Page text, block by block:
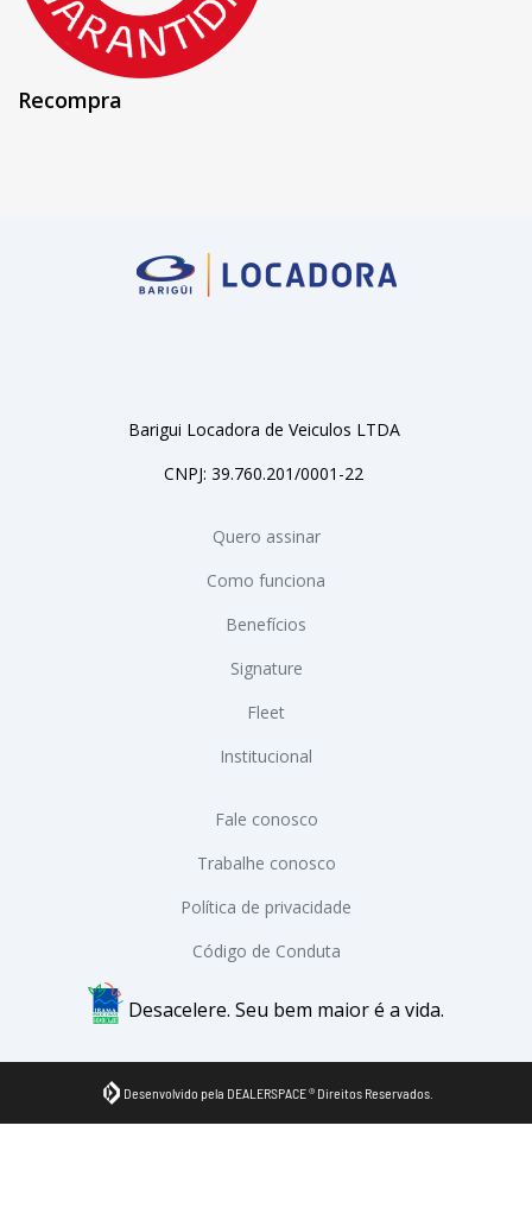
Recompra
Barigui Locadora de Veiculos LTDA
CNPJ: 39.760.201/0001-22
Quero assinar
Como funciona
Benefícios
Signature
Fleet
Institucional
Fale conosco
Trabalhe conosco
Política de privacidade
Código de Conduta
Desacelere. Seu bem maior é a vida.
Desenvolvido pela DEALERSPACE ® Direitos Reservados.